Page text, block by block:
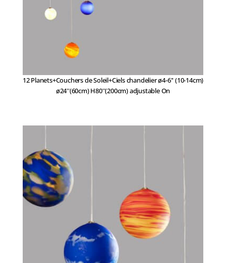
12 Planets+Couchers de Soleil+Ciels chandelier ø4-6'' (10-14cm)
ø24''(60cm) H80''(200cm) adjustable On